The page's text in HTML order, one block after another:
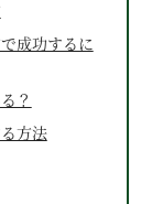
成功するに
？
方法